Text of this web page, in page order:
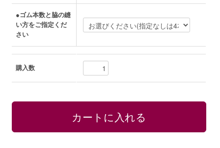
●ゴム本数と脇の縫
い方をご指定くだ
さい
購入数